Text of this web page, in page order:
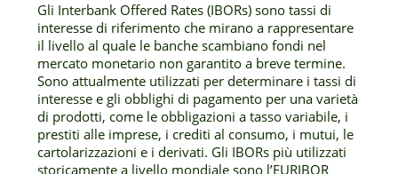
Gli Interbank Offered Rates (IBORs) sono tassi di
interesse di riferimento che mirano a rappresentare
il livello al quale le banche scambiano fondi nel
mercato monetario non garantito a breve termine.
Sono attualmente utilizzati per determinare i tassi di
interesse e gli obblighi di pagamento per una varietà
di prodotti, come le obbligazioni a tasso variabile, i
prestiti alle imprese, i crediti al consumo, i mutui, le
cartolarizzazioni e i derivati. Gli IBORs più utilizzati
storicamente a livello mondiale sono l’EURIBOR